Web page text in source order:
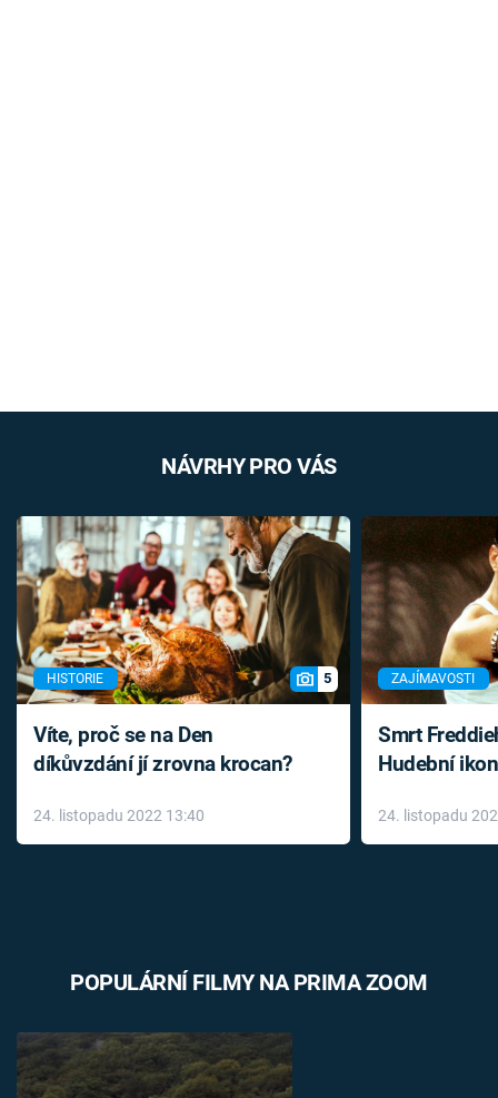
NÁVRHY PRO VÁS
HISTORIE 5
Víte, proč se na Den
díkůvzdání jí zrovna krocan?
24. listopadu 2022 13:40
ZAJÍMAVOSTI
Smrt
Hudební
léky
24. listopadu
POPULÁRNÍ FILMY NA PRIMA ZOOM